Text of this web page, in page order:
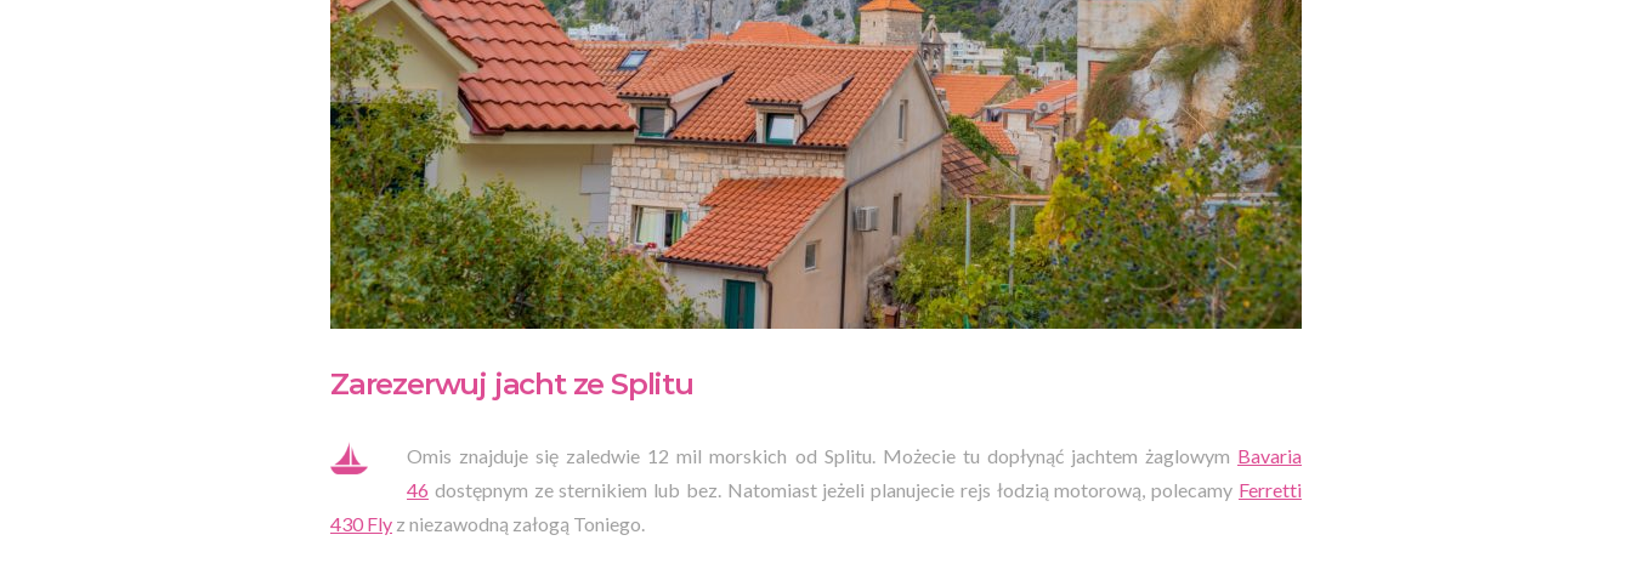
Zarezerwuj jacht ze Splitu
Omis znajduje się zaledwie 12 mil morskich od Splitu. Możecie tu dopłynąć jachtem żaglowym Bavaria
46 dostępnym ze sternikiem lub bez. Natomiast jeżeli planujecie rejs łodzią motorową, polecamy Ferretti
430 Fly z niezawodną załogą Toniego.